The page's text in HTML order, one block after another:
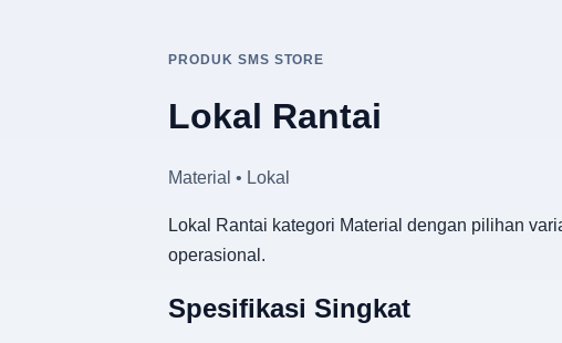
PRODUK SMS STORE
Lokal Rantai
Material • Lokal
Lokal Rantai kategori Material dengan pilihan
operasional.
Spesifikasi Singkat